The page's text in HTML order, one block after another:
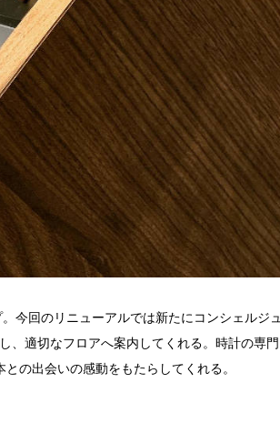
今回のリニューアルでは新たにコンシェルジュ
、適切なフロアへ案内してくれる。時計の専門
の出会いの感動をもたらしてくれる。